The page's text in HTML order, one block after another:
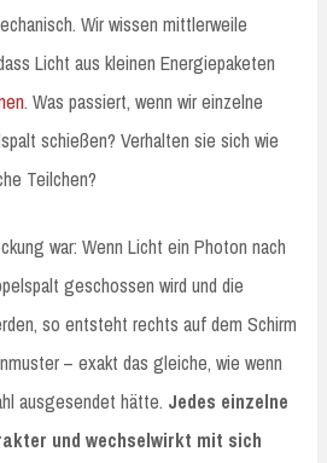
Wir wissen mittlerweile
Licht aus kleinen Energiepaketen
. Was passiert, wenn wir einzelne
schießen? Verhalten sie sich wie
Teilchen?
war: Wenn Licht ein Photon nach
geschossen wird und die
so entsteht rechts auf dem Schirm
– exakt das gleiche, wie wenn
ausgesendet hätte. Jedes einzelne
und wechselwirkt mit sich